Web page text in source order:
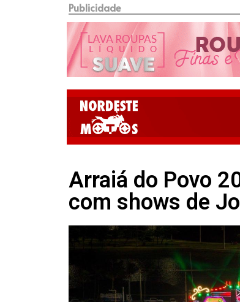
Publicidade
Arraiá do Povo
com shows de